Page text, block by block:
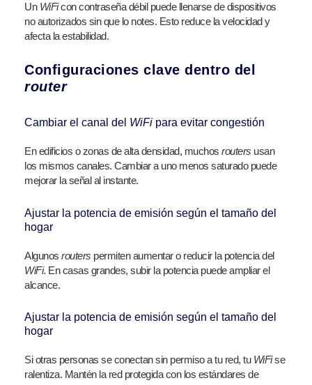
Un WiFicon contraseña débil puede llenarse de dispositivos
no autorizados sin que lo notes. Esto reduce la velocidad y
afecta la estabilidad.
Configuraciones clave dentro del
router
Cambiar el canal del WiFi para evitar congestión
En edificios o zonas de alta densidad, muchos routers usan
los mismos canales. Cambiar a uno menos saturado puede
mejorar la señal al instante.
Ajustar la potencia de emisión según el tamaño del
hogar
Algunos routers permiten aumentar o reducir la potencia del
WiFi. En casas grandes, subir la potencia puede ampliar el
alcance.
Ajustar la potencia de emisión según el tamaño del
hogar
Si otras personas se conectan sin permiso a tu red, tu WiFise
ralentiza. Mantén la red protegida con los estándares de